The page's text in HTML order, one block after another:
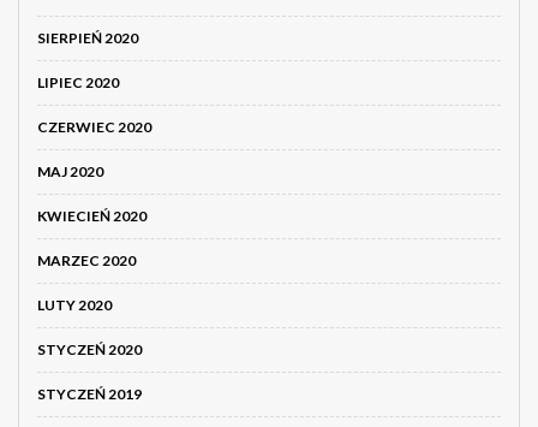
SIERPIEŃ 2020
LIPIEC 2020
CZERWIEC 2020
MAJ 2020
KWIECIEŃ 2020
MARZEC 2020
LUTY 2020
STYCZEŃ 2020
STYCZEŃ 2019